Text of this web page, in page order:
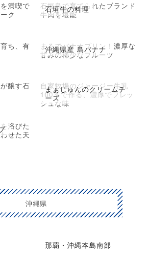
満喫で
ク
石垣牛の料理
石垣島で育てられたブランド
牛肉を堪能
ち、有
沖縄県産 島バナナ
まるでバナナプリン！濃厚な
甘みの稀少なフルーツ
醸す石
まぁじゅんのクリームチ
ーズ
自家牧場のジャージー牛乳
100％で作る、濃厚でフレッ
シュな味
浴びた
せた天
沖縄県
那覇・沖縄本島南部